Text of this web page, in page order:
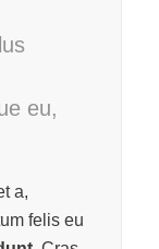
eu,
a,
felis eu